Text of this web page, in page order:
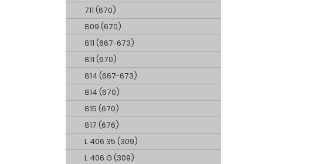
711 (670)
809 (670)
811 (667-673)
811 (670)
814 (667-673)
814 (670)
815 (670)
817 (676)
L 406 35 (309)
L 406 G (309)